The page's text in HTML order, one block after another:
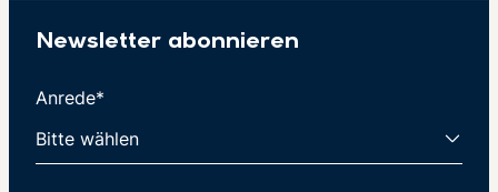
Newsletter abonnieren
Anrede*